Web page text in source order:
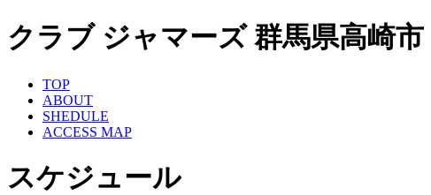
クラブ ジャマーズ 群馬県高崎
TOP
ABOUT
SHEDULE
ACCESS MAP
スケジュール